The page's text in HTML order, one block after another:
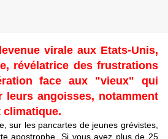
virale aux Etats-Unis,
révélatrice des frustrations
face aux "vieux" qui
leurs angoisses, notamment
climatique.
sur les pancartes de jeunes grévistes,
apostrophe. Si vous avez plus de 25